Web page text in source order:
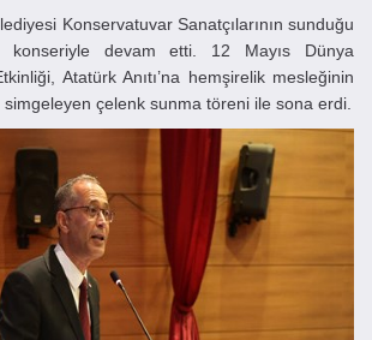
Konservatuvar Sanatçılarının sunduğu
devam etti. 12 Mayıs Dünya
Atatürk Anıtı’na hemşirelik mesleğinin
çelenk sunma töreni ile sona erdi.